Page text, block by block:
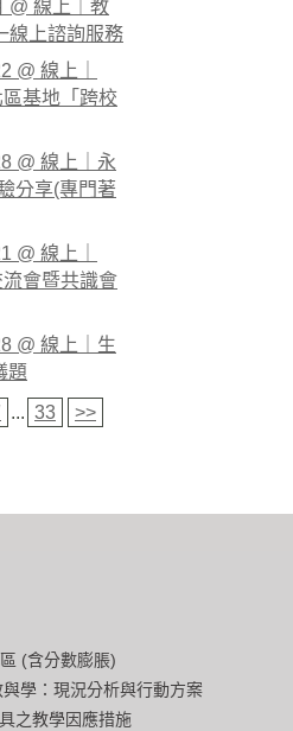
@ 線上｜教
線上諮詢服務
@ 線上｜
基地「跨校
@ 線上｜永
分享(專門著
@ 線上｜
會暨共識會
@ 線上｜生
題
... 33 >>
(含分數膨脹)
學：現況分析與行動方案
之教學因應措施